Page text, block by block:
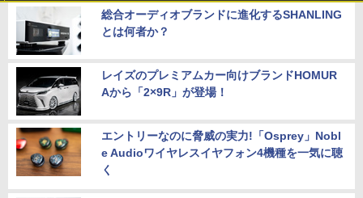
総合オーディオブランドに進化するSHANLING
とは何者か？
レイズのプレミアムカー向けブランドHOMUR
Aから「2×9R」が登場！
エントリーなのに脅威の実力!「Osprey」Nobl
e Audioワイヤレスイヤフォン4機種を一気に聴
く